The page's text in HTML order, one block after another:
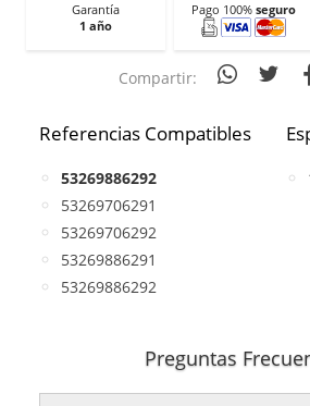
Garantía
1 año
Pago 100% seguro
Compartir:
Referencias Compatibles
53269886292
53269706291
53269706292
53269886291
53269886292
Preguntas